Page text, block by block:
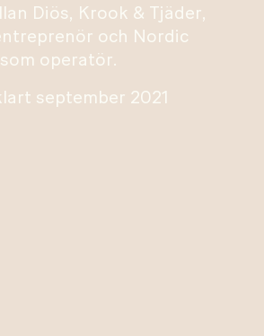
Diös, Krook & Tjäder,
och Nordic
operatör.
september 2021